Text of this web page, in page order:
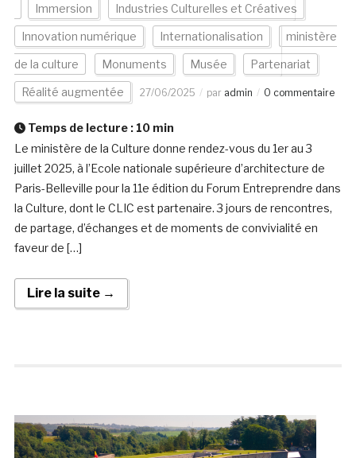
Immersion Industries Culturelles et Créatives
Innovation numérique Internationalisation ministère
de la culture Monuments Musée Partenariat
Réalité augmentée 27/06/2025 par admin 0 commentaire
Temps de lecture : 10 min
Le ministère de la Culture donne rendez-vous du 1er au 3
juillet 2025, à l’Ecole nationale supérieure d’architecture de
Paris-Belleville pour la 11e édition du Forum Entreprendre dans
la Culture, dont le CLIC est partenaire. 3 jours de rencontres,
de partage, d’échanges et de moments de convivialité en
faveur de […]
Lire la suite →